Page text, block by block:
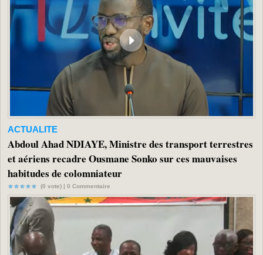
ACTUALITE
Abdoul Ahad NDIAYE, Ministre des transport terrestres
et aériens recadre Ousmane Sonko sur ces mauvaises
habitudes de colomniateur
(0 vote) | 0 Commentaire